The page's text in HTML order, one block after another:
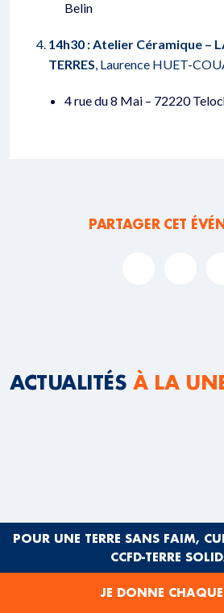
Belin
14h30 : Atelier Céramique –
TERRES, Laurence HUET-
4 rue du 8 Mai – 72220
PARTAGER CET
ACTUALITÉS À LA
POUR UNE TERRE SANS FAIM,
CCFD-TERRE
JE DONNE